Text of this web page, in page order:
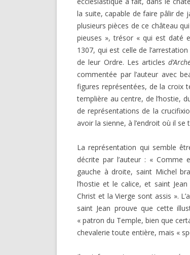
DARKNESS VISIBLE PARTIE 1
COMPTE RENDU E.T. N° 500
LE RITUEL EN MAÇONNERIE
L’ARCHE VIVANTE DES SYMBOLES
la suite, capable de faire pâlir de
plusieurs pièces de ce château
pieuses », trésor « qui est daté
1307, qui est celle de
de leur Ordre. Les articles
commentée par l’au­teur avec
figures représentées, de la croix
templière au centre, de l’hostie,
de représentations de la
avoir la sienne, à l’endroit où il se
La représentation qui semble
décrite par l’auteur : « Comme
gauche à droite, saint Michel
l’hostie et le calice, et saint
Christ et la Vierge sont assis ».
saint Jean prouve que cette
« patron du Temple, bien que
cheva­lerie toute entière, mais «